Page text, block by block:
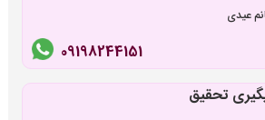
عیدی
09198244151
تحقیق